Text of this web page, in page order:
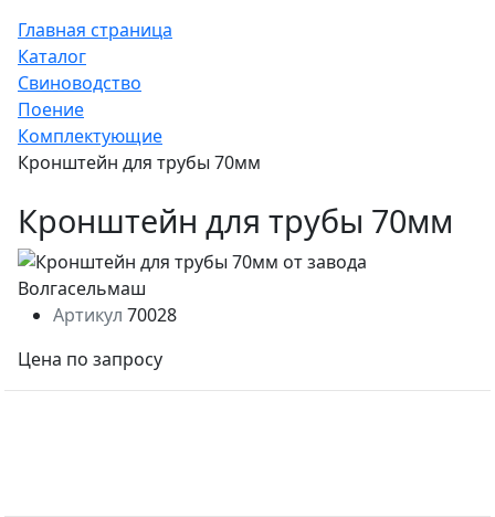
Главная страница
Каталог
Свиноводство
Поение
Комплектующие
Кронштейн для трубы 70мм
Кронштейн для трубы 70мм
Артикул 70028
Цена по запросу